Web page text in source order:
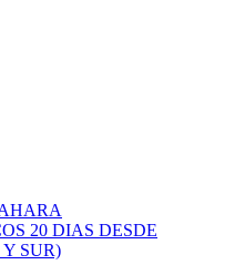
20 DIAS DESDE
SUR)